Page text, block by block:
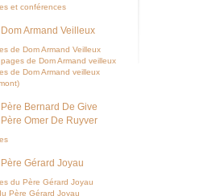
et conférences
Armand Veilleux
de Dom Armand Veilleux
de Dom Armand veilleux
de Dom Armand veilleux
Bernard De Give
Omer De Ruyver
Gérard Joyau
du Père Gérard Joyau
Père Gérard Joyau